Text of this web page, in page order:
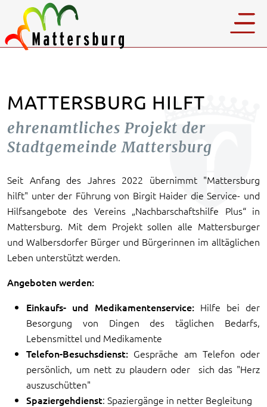
MATTERSBURG HILFT
ehrenamtliches Projekt der
Stadtgemeinde Mattersburg
Seit Anfang des Jahres 2022 übernimmt "Mattersburg
hilft" unter der Führung von Birgit Haider die Service- und
Hilfsangebote des Vereins „Nachbarschaftshilfe Plus“ in
Mattersburg. Mit dem Projekt sollen alle Mattersburger
und Walbersdorfer Bürger und Bürgerinnen im alltäglichen
Leben unterstützt werden.
Angeboten werden:
Einkaufs- und Medikamentenservice: Hilfe bei der
Besorgung von Dingen des täglichen Bedarfs,
Lebensmittel und Medikamente
Telefon-Besuchsdienst: Gespräche am Telefon oder
persönlich, um nett zu plaudern oder sich das "Herz
auszuschütten"
Spaziergehdienst: Spaziergänge in netter Begleitung